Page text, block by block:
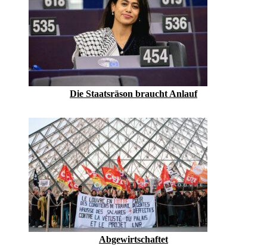
Die Staatsräson braucht Anlauf
Abgewirtschaftet